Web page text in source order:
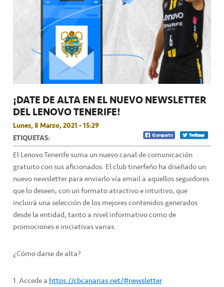
¡DATE DE ALTA EN EL NUEVO NEWSLETTER
DEL LENOVO TENERIFE!
Lunes, 8 Marzo, 2021 - 15:29
ETIQUETAS:
El Lenovo Tenerife suma un nuevo canal de comunicación
gratuito con sus aficionados. El club tinerfeño ha diseñado un
nuevo newsletter para enviarlo vía email a aquellos seguidores
que lo deseen, con un formato atractivo e intuitivo, que
incluirá una selección de los mejores contenidos generados
desde la entidad, tanto a nivel informativo como de
promociones e iniciativas varias.
¿Cómo darse de alta?
1. Accede a https://cbcanarias.net/#newsletter.